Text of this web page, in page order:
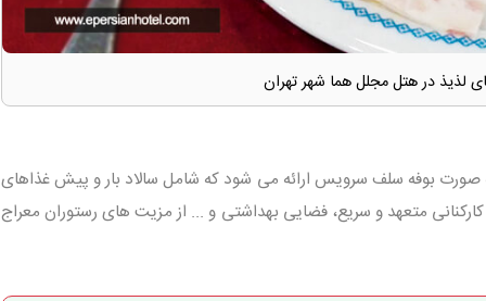
لذیذ در هتل مجلل هما شهر تهران
صورت بوفه سلف سرویس ارائه می شود که شامل سالاد بار و پیش غذاهای
متعهد و سریع، فضایی بهداشتی و ... از مزیت های رستوران معراج